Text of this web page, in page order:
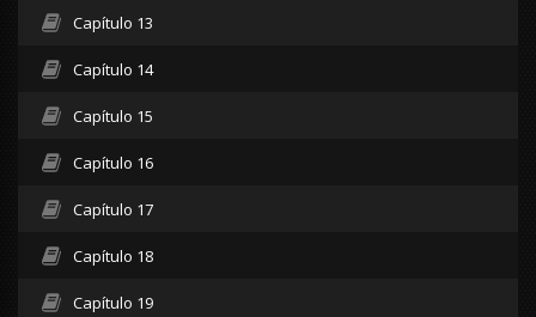
Capítulo 13
Capítulo 14
Capítulo 15
Capítulo 16
Capítulo 17
Capítulo 18
Capítulo 19